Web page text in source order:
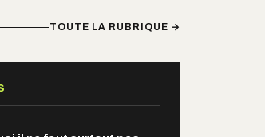
TOUTE LA RUBRIQUE →